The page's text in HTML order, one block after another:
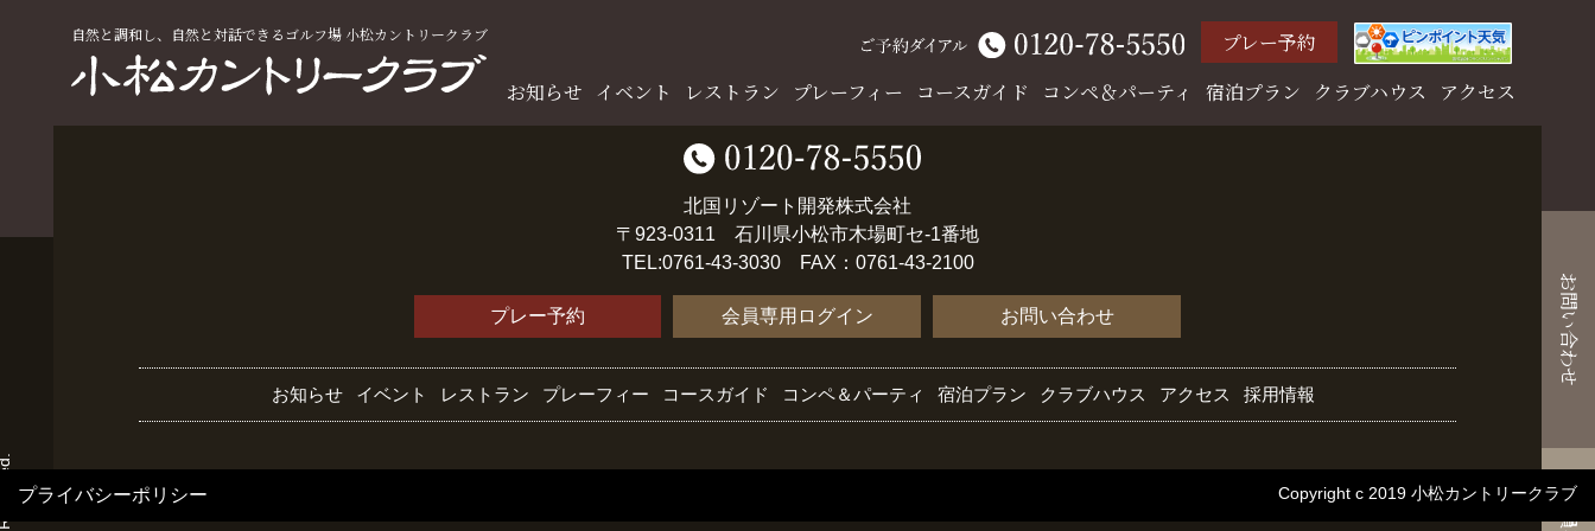
自然と調和し、自然と対話できるゴルフ場 小松カントリークラブ
プレー予約
お知らせ イベント レストラン プレーフィー コースガイド コンペ＆パーティ 宿泊プラン クラブハウス アクセス
お問い合わせ
北国リゾート開発株式会社
〒923-0311 石川県小松市木場町セ-1番地
TEL:0761-43-3030 FAX：0761-43-2100
プレー予約 会員専用ログイン お問い合わせ
お知らせ イベント レストラン プレーフィー コースガイド コンペ＆パーティ 宿泊プラン クラブハウス アクセス 採用情報
プライバシーポリシー Copyright c 2019 小松カントリークラブ